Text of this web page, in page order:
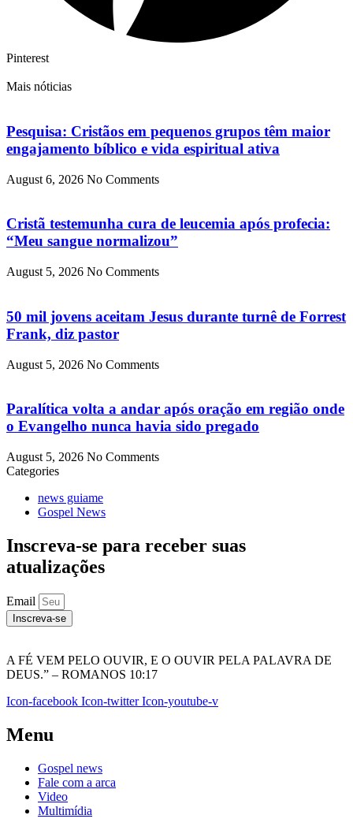
Pinterest
Mais nóticias
Pesquisa: Cristãos em pequenos grupos têm maior
engajamento bíblico e vida espiritual ativa
August 6, 2026 No Comments
Cristã testemunha cura de leucemia após profecia:
“Meu sangue normalizou”
August 5, 2026 No Comments
50 mil jovens aceitam Jesus durante turnê de Forrest
Frank, diz pastor
August 5, 2026 No Comments
Paralítica volta a andar após oração em região onde
o Evangelho nunca havia sido pregado
August 5, 2026 No Comments
Categories
news guiame
Gospel News
Inscreva-se para receber suas
atualizações
Email
Inscreva-se
A FÉ VEM PELO OUVIR, E O OUVIR PELA PALAVRA DE
DEUS.” – ROMANOS 10:17
Icon-facebook Icon-twitter Icon-youtube-v
Menu
Gospel news
Fale com a arca
Video
Multimídia